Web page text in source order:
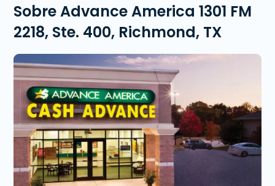
Sobre Advance America 1301 FM
2218, Ste. 400, Richmond, TX